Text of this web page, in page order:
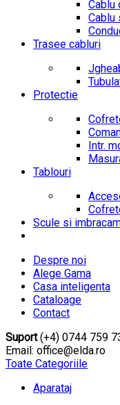
Cablu
Cablu
Trasee cabluri
Protectie
Intr.
Tablouri
Scule si
Despre noi
Alege Gama
Casa inteligenta
Cataloage
Contact
Suport(+4) 0744 759
Email: office@elda.ro
Toate Categoriile
Aparataj